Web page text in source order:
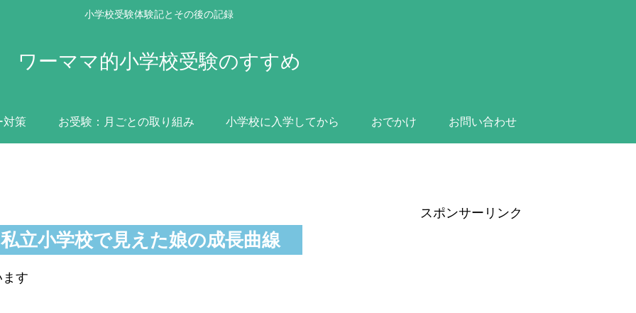
小学校受験体験記とその後の記録
ワーママ的小学校受験のすすめ
対策 お受験：月ごとの取り組み 小学校に入学してから おでかけ お問い合わせ
立小学校で見えた娘の成長曲線
す
スポンサーリンク